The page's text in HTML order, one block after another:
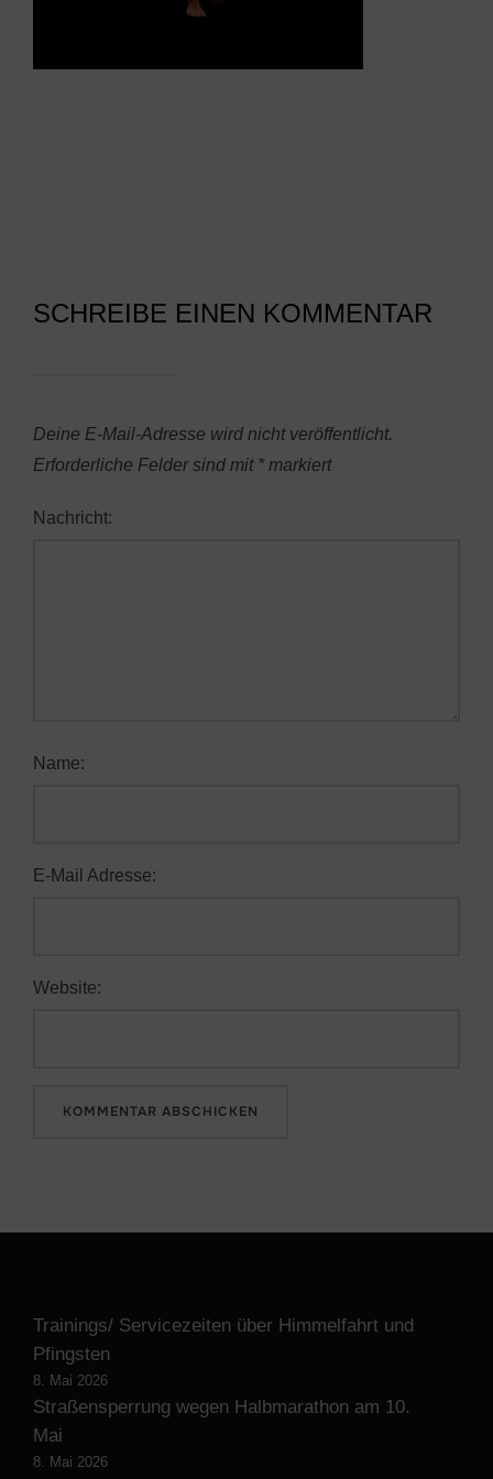
SCHREIBE EINEN KOMMENTAR
Deine E-Mail-Adresse wird nicht veröffentlicht.
Erforderliche Felder sind mit *markiert
Nachricht:
Name:
E-Mail Adresse:
Website:
Trainings/ Servicezeiten über Himmelfahrt und
Pfingsten
8. Mai 2026
Straßensperrung wegen Halbmarathon am 10.
Mai
8. Mai 2026